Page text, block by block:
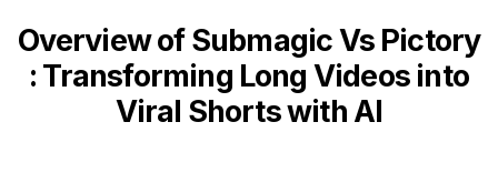
Overview of Submagic Vs Pictory
: Transforming Long Videos into
Viral Shorts with AI